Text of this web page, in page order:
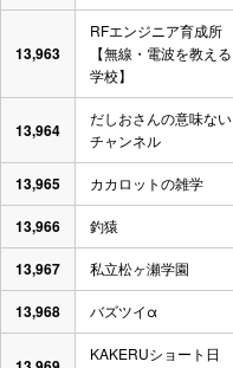
13,963
RFエンジニア育成所
【無線・電波を教える
学校】
13,964
だしおさんの意味ない
チャンネル
13,965 カカロットの雑学
13,966 釣猿
13,967 私立松ヶ瀬学園
13,968 バズツイα
KAKERUショート日